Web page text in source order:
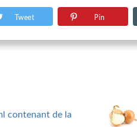
Tweet Pin
contenant de la